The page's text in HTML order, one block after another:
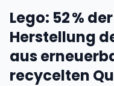
Lego: 52 %
Herstellung
aus
recycelten